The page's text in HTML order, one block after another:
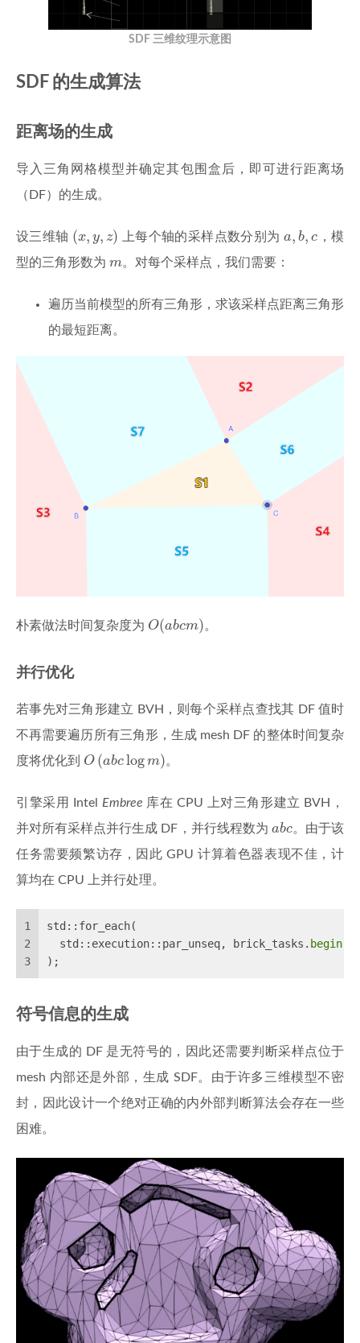
SDF 三维纹理示意图
SDF 的生成算法
距离场的生成
导入三角网格模型并确定其包围盒后，即可进行距离场
（DF）的生成。
设三维轴 (x, y, z)
(x 上每个轴的采样点数分别为a, b, c
b
，模
型的三角形数为 m
m。对每个采样点，我们需要：
遍历当前模型的所有三角形，求该采样点距离三角形
的最短距离。
朴素做法时间复杂度为 O(abcm)
O(a b ) 。
并行优化
若事先对三角形建立 BVH，则每个采样点查找其 DF 值时
不再需要遍历所有三角形，生成 mesh DF 的整体时间复杂
度将优化到 O (abclogm)
O a bc log 。
引擎采用 Intel Embree 库在 CPU 上对三角形建立 BVH，
并对所有采样点并行生成 DF，并行线程数为 abc
b
。由于该
任务需要频繁访存，因此 GPU 计算着色器表现不佳，计
算均在 CPU 上并行处理。
1
2
3
std::for_each(
  std::execution::par_unseq, brick_tasks.
begin
);
符号信息的生成
由于生成的 DF 是无符号的，因此还需要判断采样点位于
mesh 内部还是外部，生成 SDF。由于许多三维模型不密
封，因此设计一个绝对正确的内外部判断算法会存在一些
困难。